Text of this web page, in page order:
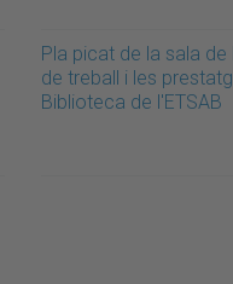
Pla picat de la sala de
de treball i les
Biblioteca de l'ETSAB